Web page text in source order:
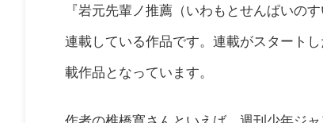
『岩元先輩ノ推薦（いわもとせんぱいの
連載している作品です。連載がスタート
載作品となっています。